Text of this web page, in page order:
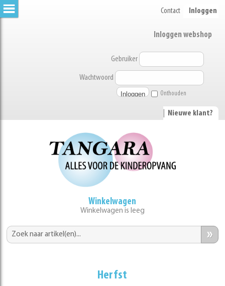
Contact Inloggen
Inloggen webshop
Gebruiker
Wachtwoord
Onthouden
Nieuwe klant?
Winkelwagen
Winkelwagen is leeg
»
Herfst